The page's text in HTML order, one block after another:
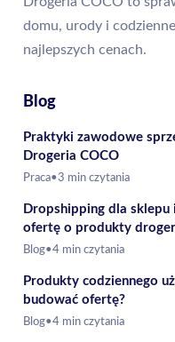
domu, urody i
najlepszych cenach.
Blog
Praktyki zawodowe
Drogeria COCO
Praca•3 min czytania
Dropshipping dla
ofertę o produkty
Blog•4 min czytania
Produkty codziennego
budować ofertę?
Blog•4 min czytania